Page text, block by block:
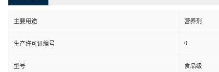
主要用途 营养剂
生产许可证编号 0
型号 食品级